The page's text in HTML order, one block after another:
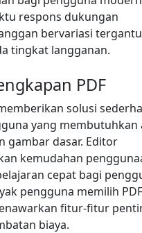
respons dukungan
bervariasi
tingkat langganan.
PDF
solusi
yang membutuhkan
gambar dasar. Editor
kemudahan
cepat bagi
pengguna memilih
fitur-fitur
biaya.